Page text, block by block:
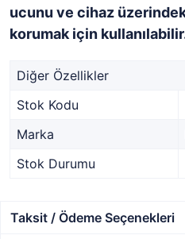
ucunu ve cihaz
korumak için
Diğer Özellikler
Stok Kodu
Marka
Stok Durumu
Taksit / Ödeme Seçenekleri